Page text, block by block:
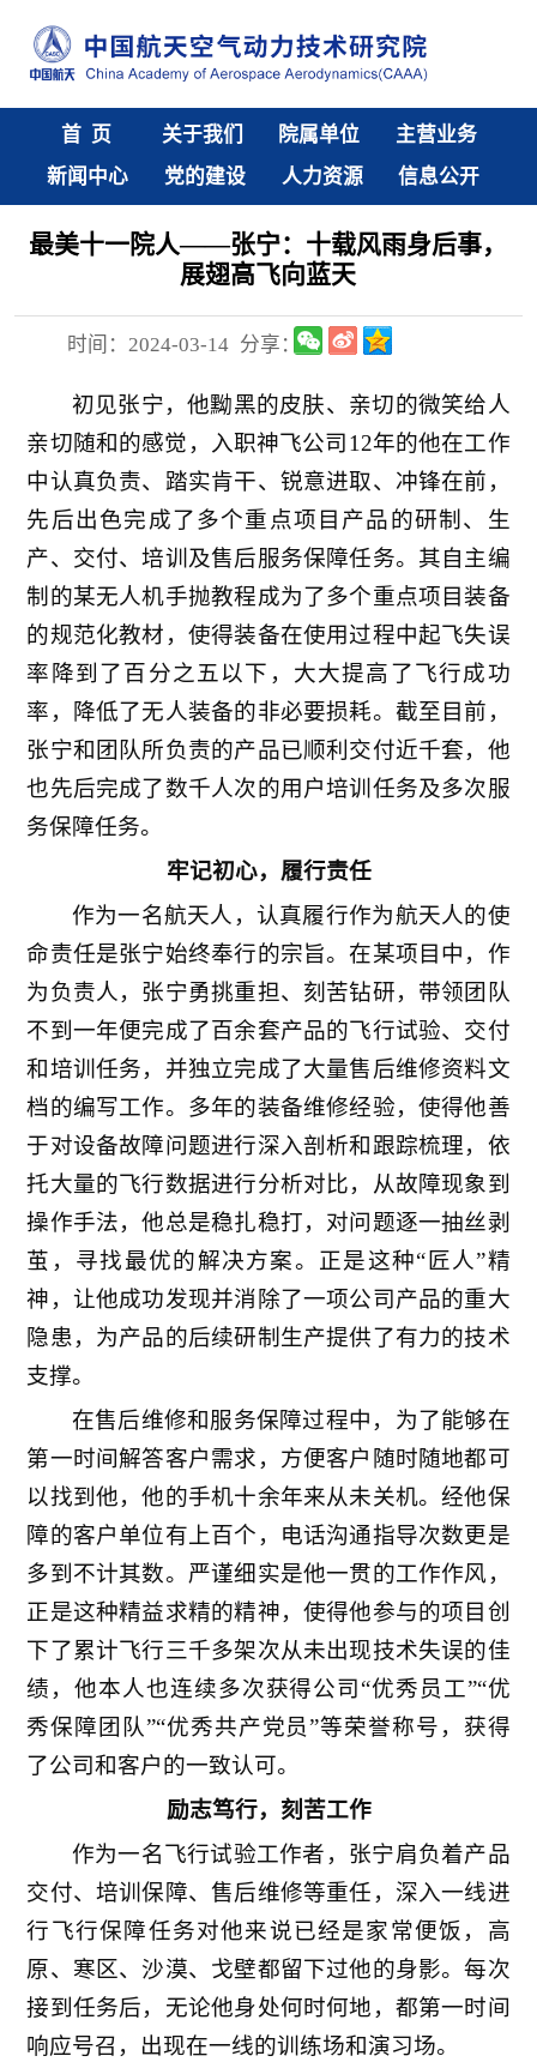
首 页 关于我们 院属单位
主营业务
新闻中心
党的建设 人力资源 信息公开
最美十一院人——张宁：十载风雨身后事，
展翅高飞向蓝天
时间：2024-03-14 分享：
初见张宁，他黝黑的皮肤、亲切的微笑给人
亲切随和的感觉，入职神飞公司12年的他在工作
中认真负责、踏实肯干、锐意进取、冲锋在前，
先后出色完成了多个重点项目产品的研制、生
产、交付、培训及售后服务保障任务。其自主编
制的某无人机手抛教程成为了多个重点项目装备
的规范化教材，使得装备在使用过程中起飞失误
率降到了百分之五以下，大大提高了飞行成功
率，降低了无人装备的非必要损耗。截至目前，
张宁和团队所负责的产品已顺利交付近千套，他
也先后完成了数千人次的用户培训任务及多次服
务保障任务。
牢记初心，履行责任
作为一名航天人，认真履行作为航天人的使
命责任是张宁始终奉行的宗旨。在某项目中，作
为负责人，张宁勇挑重担、刻苦钻研，带领团队
不到一年便完成了百余套产品的飞行试验、交付
和培训任务，并独立完成了大量售后维修资料文
档的编写工作。多年的装备维修经验，使得他善
于对设备故障问题进行深入剖析和跟踪梳理，依
托大量的飞行数据进行分析对比，从故障现象到
操作手法，他总是稳扎稳打，对问题逐一抽丝剥
茧，寻找最优的解决方案。正是这种“匠人”精
神，让他成功发现并消除了一项公司产品的重大
隐患，为产品的后续研制生产提供了有力的技术
支撑。
在售后维修和服务保障过程中，为了能够在
第一时间解答客户需求，方便客户随时随地都可
以找到他，他的手机十余年来从未关机。经他保
障的客户单位有上百个，电话沟通指导次数更是
多到不计其数。严谨细实是他一贯的工作作风，
正是这种精益求精的精神，使得他参与的项目创
下了累计飞行三千多架次从未出现技术失误的佳
绩，他本人也连续多次获得公司“优秀员工”“优
秀保障团队”“优秀共产党员”等荣誉称号，获得
了公司和客户的一致认可。
励志笃行，刻苦工作
作为一名飞行试验工作者，张宁肩负着产品
交付、培训保障、售后维修等重任，深入一线进
行飞行保障任务对他来说已经是家常便饭，高
原、寒区、沙漠、戈壁都留下过他的身影。每次
接到任务后，无论他身处何时何地，都第一时间
响应号召，出现在一线的训练场和演习场。